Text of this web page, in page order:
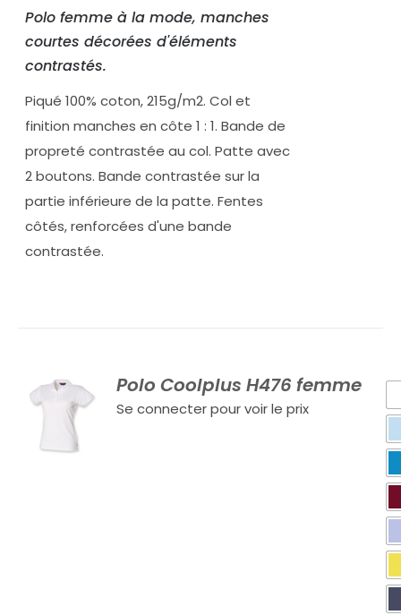
Polo femme à la mode, manches
courtes décorées d'éléments
contrastés.
Piqué 100% coton, 215g/m2. Col et
finition manches en côte 1 : 1. Bande de
propreté contrastée au col. Patte avec
2 boutons. Bande contrastée sur la
partie inférieure de la patte. Fentes
côtés, renforcées d'une bande
contrastée.
Polo Coolplus H476 femme
Se connecter pour voir le prix